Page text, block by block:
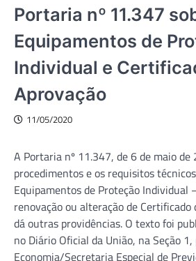
Portaria nº 11.347
Equipamentos de
Individual e
Aprovação
11/05/2020
A Portaria nº 11.347, de 6 de maio de
procedimentos e os requisitos
Equipamentos de Proteção Individual
renovação ou alteração de Certificado
dá outras providências. O texto foi
no Diário Oficial da União, na Seção
Economia/Secretaria Especial de